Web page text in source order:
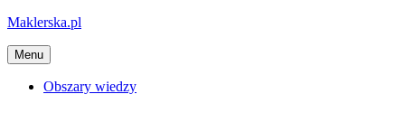
Maklerska.pl
Menu
Obszary wiedzy